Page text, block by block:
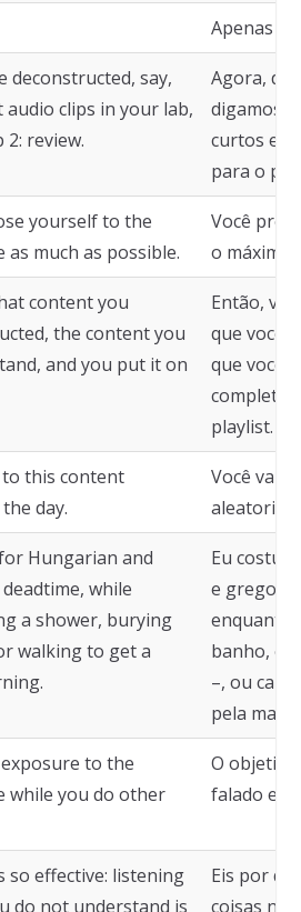
Apenas
deconstructed, say,
clips in your lab,
review.
Agora,
digamos,
curtos em
para o
yourself to the
much as possible.
Você
o máximo
content you
the content you
and you put it on
Então,
que você
que você
playlist.
this content
day.
Você vai
Hungarian and
while
a shower, burying
walking to get a
Eu
e grego
enquanto
banho,
–, ou
pela
to the
while you do other
O objetivo
falado
so effective: listening
do not understand is
Eis por
coisas